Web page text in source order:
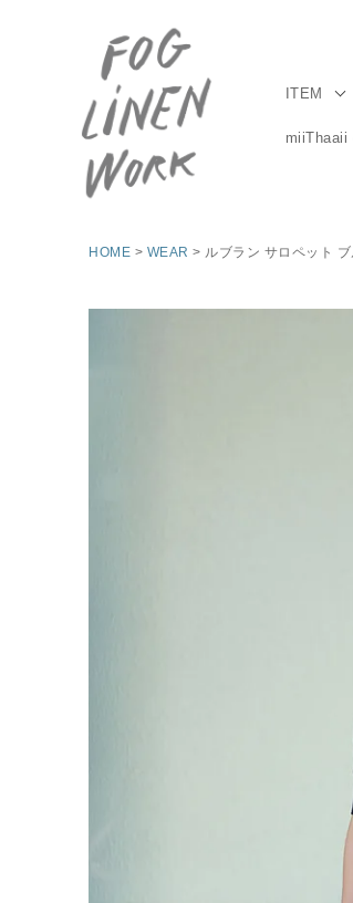
ITEM
miiThaaii
HOME WEAR ルブラン サロペット